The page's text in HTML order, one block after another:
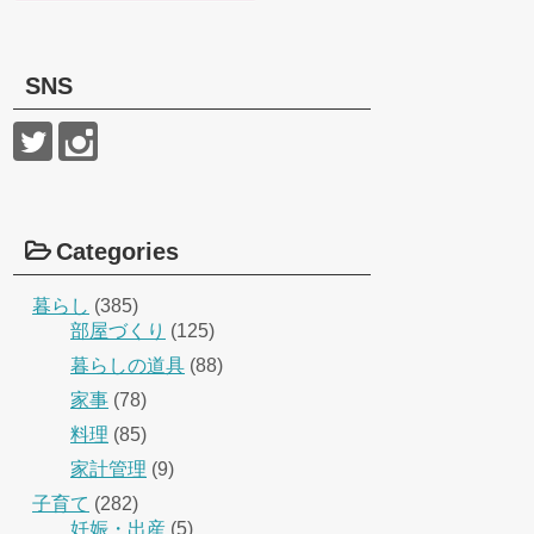
SNS
Categories
暮らし (385)
部屋づくり (125)
暮らしの道具 (88)
家事 (78)
料理 (85)
家計管理 (9)
子育て (282)
妊娠・出産 (5)